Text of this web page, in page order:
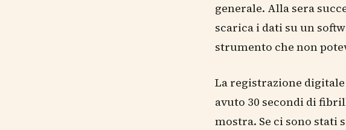
generale. Alla sera
scarica i dati su un
strumento che non
La registrazione
avuto 30 secondi di
mostra. Se ci sono